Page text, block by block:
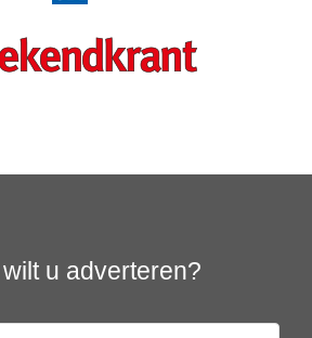
u adverteren?